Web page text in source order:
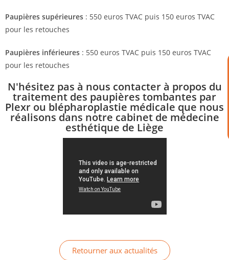
Paupières supérieures : 550 euros TVAC puis 150 euros TVAC
pour les retouches
Paupières inférieures : 550 euros TVAC puis 150 euros TVAC
pour les retouches
N'hésitez pas à nous contacter à propos du
traitement des paupières tombantes par
Plexr ou blépharoplastie médicale que nous
réalisons dans notre cabinet de médecine
esthétique de Liège
Retourner aux actualités